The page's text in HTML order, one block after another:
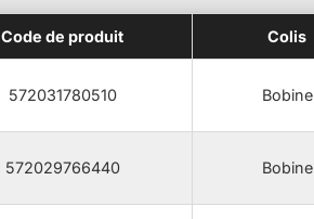
Code de produit Colis
572031780510 Bobine
572029766440 Bobine